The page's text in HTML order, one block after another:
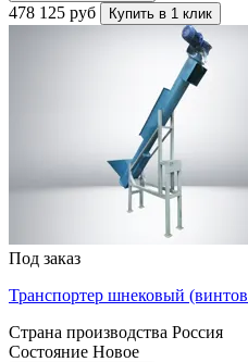
478 125 руб Купить в 1 клик
Под заказ
Транспортер шнековый
Страна производства Россия
Состояние Новое